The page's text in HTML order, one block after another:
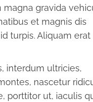
gravida
et magnis dis
turpis. Aliquam erat
interdum ultricies,
nascetur
porttitor ut, iaculis